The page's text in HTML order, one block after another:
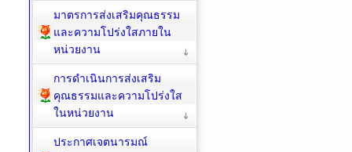
มาตรการส่งเสริมคุณธรรม
และความโปร่งใสภายใน
หน่วยงาน
การดำเนินการส่งเสริม
คุณธรรมและความโปร่งใส
ในหน่วยงาน
ประกาศเจตนารมณ์